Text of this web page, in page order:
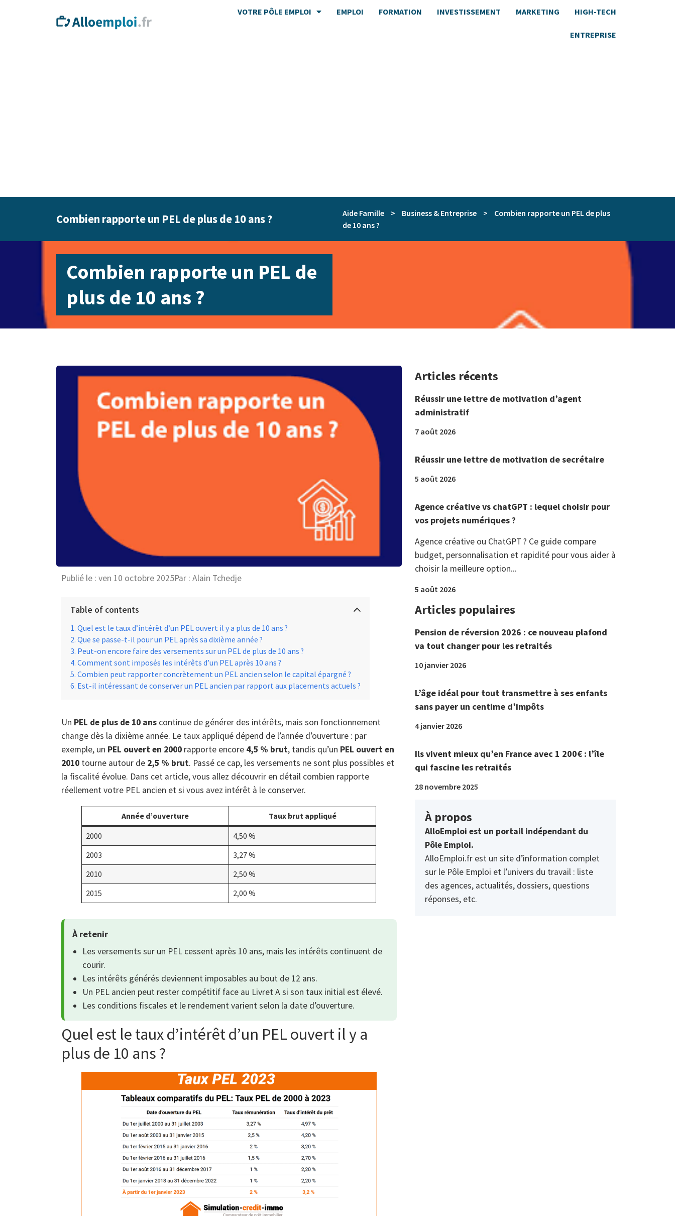
VOTRE PÔLE EMPLOI EMPLOI FORMATION INVESTISSEMENT MARKETING HIGH-TECH
ENTREPRISE
Combien rapporte un PEL de plus de 10 ans ? Aide Famille > Business & Entreprise >
Combien rapporte un PEL de plus
de 10 ans ?
Combien rapporte un PEL de
plus de 10 ans ?
Publié le : ven 10 octobre 2025Par : Alain Tchedje
Table of contents
Quel est le taux d’intérêt d’un PEL ouvert il y a plus de 10 ans ?
Que se passe-t-il pour un PEL après sa dixième année ?
Peut-on encore faire des versements sur un PEL de plus de 10 ans ?
Comment sont imposés les intérêts d’un PEL après 10 ans ?
Combien peut rapporter concrètement un PEL ancien selon le capital épargné ?
Est-il intéressant de conserver un PEL ancien par rapport aux placements actuels ?
Un PEL de plus de 10 ans continue de générer des intérêts, mais son fonctionnement
change dès la dixième année. Le taux appliqué dépend de l’année d’ouverture : par
exemple, un PEL ouvert en 2000 rapporte encore 4,5 % brut, tandis qu’un PEL ouvert en
2010 tourne autour de 2,5 % brut. Passé ce cap, les versements ne sont plus possibles et
la fiscalité évolue. Dans cet article, vous allez découvrir en détail combien rapporte
réellement votre PEL ancien et si vous avez intérêt à le conserver.
Année d’ouverture
Taux brut appliqué
2000
4,50 %
2003
3,27 %
2010
2,50 %
2015
2,00 %
À retenir
Les versements sur un PEL cessent après 10 ans, mais les intérêts continuent de
courir.
Les intérêts générés deviennent imposables au bout de 12 ans.
Un PEL ancien peut rester compétitif face au Livret A si son taux initial est élevé.
Les conditions fiscales et le rendement varient selon la date d’ouverture.
Quel est le taux d’intérêt d’un PEL ouvert il y a
plus de 10 ans ?
Articles récents
Réussir une lettre de motivation d’agent
administratif
7 août 2026
Réussir une lettre de motivation de secrétaire
5 août 2026
Agence créative vs chatGPT : lequel choisir pour
vos projets numériques ?
Agence créative ou ChatGPT ? Ce guide compare
budget, personnalisation et rapidité pour vous aider à
choisir la meilleure option...
5 août 2026
Articles populaires
Pension de réversion 2026 : ce nouveau plafond
va tout changer pour les retraités
10 janvier 2026
L’âge idéal pour tout transmettre à ses enfants
sans payer un centime d’impôts
4 janvier 2026
Ils vivent mieux qu’en France avec 1 200€ : l’île
qui fascine les retraités
28 novembre 2025
À propos
AlloEmploi est un portail indépendant du
Pôle Emploi.
AlloEmploi.fr est un site d’information complet
sur le Pôle Emploi et l’univers du travail : liste
des agences, actualités, dossiers, questions
réponses, etc.